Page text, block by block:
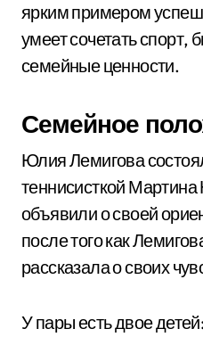
ярким примером
умеет сочетать спорт,
семейные ценности.
Семейное
Юлия Лемигова
теннисисткой
объявили о своей
после того как
рассказала о своих
У пары есть двое